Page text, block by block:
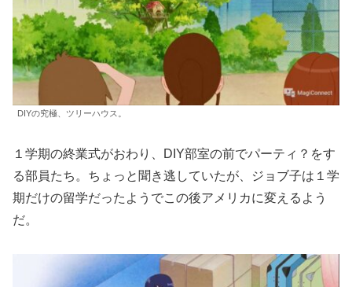
DIYの究極、ツリーハウス。
１学期の終業式がおわり、DIY部室の前でパーティ？をす
る部員たち。ちょっと聞き逃していたが、ジョブ子は１学
期だけの留学だったようでこの後アメリカに変えるよう
だ。